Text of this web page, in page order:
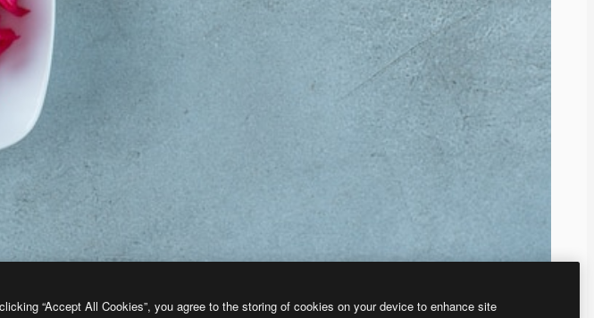
“Accept All Cookies”, you agree to the storing of cookies on your device to enhance site